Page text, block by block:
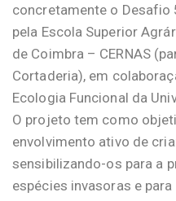
concretamente o Desafio
pela Escola Superior
de Coimbra – CERNAS
Cortaderia), em
Ecologia Funcional da
O projeto tem como
envolvimento ativo de
sensibilizando-os para a
espécies invasoras e